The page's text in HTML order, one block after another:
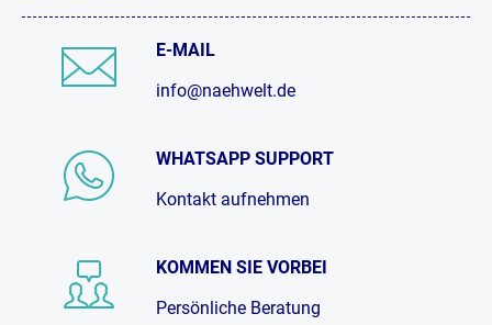
E-MAIL
info@naehwelt.de
WHATSAPP SUPPORT
Kontakt aufnehmen
KOMMEN SIE VORBEI
Persönliche Beratung